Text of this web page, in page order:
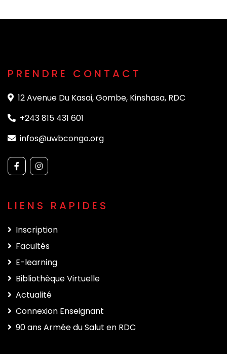
PRENDRE CONTACT
12 Avenue Du Kasai, Gombe, Kinshasa, RDC
+243 815 431 601
infos@uwbcongo.org
LIENS RAPIDES
Inscription
Facultés
E-learning
Bibliothèque Virtuelle
Actualité
Connexion Enseignant
90 ans Armée du Salut en RDC